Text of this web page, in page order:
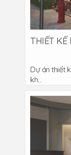
THIẾT KẾ
Dự án thiết
kh...